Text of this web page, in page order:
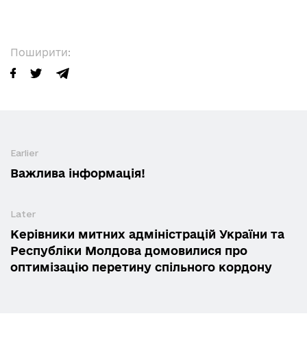
Поширити:
Earlier
Важлива інформація!
Later
Керівники митних адміністрацій України та
Республіки Молдова домовилися про
оптимізацію перетину спільного кордону